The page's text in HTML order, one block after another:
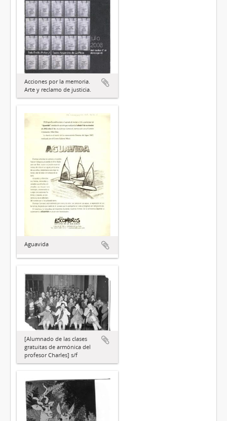
Acciones por la memoria.
Arte y reclamo de justicia.
Aguavida
[Alumnado de las clases
gratuitas de armónica del
profesor Charles] s/f